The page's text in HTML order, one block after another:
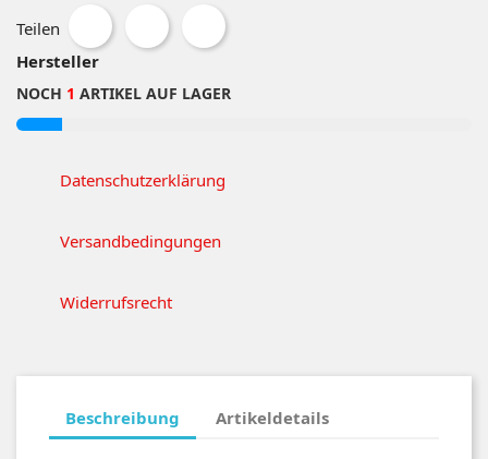
Teilen
Hersteller
NOCH 1 ARTIKEL AUF LAGER
Datenschutzerklärung
Versandbedingungen
Widerrufsrecht
Beschreibung Artikeldetails